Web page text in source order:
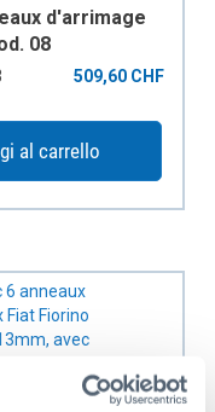
d'arrimage
08
pas de porte
509,60 CHF
al carrello